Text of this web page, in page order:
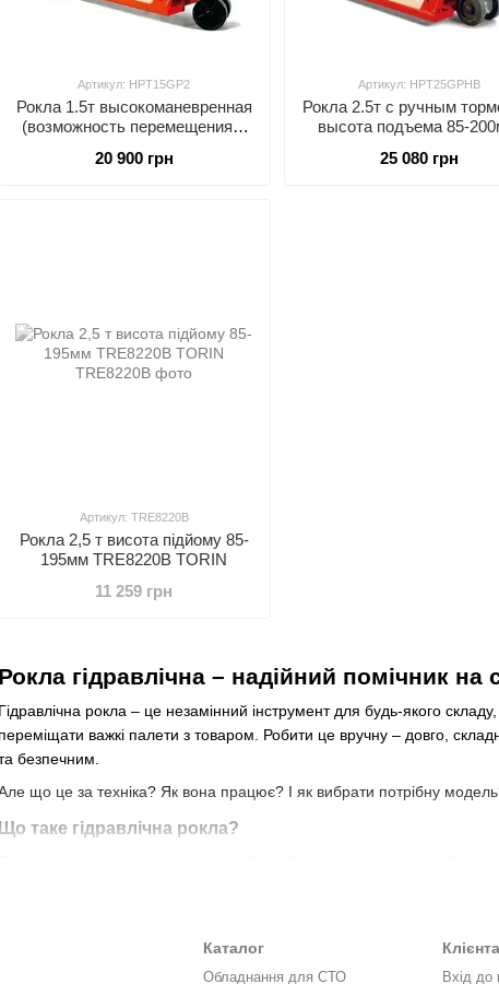
Рокла гідравлічна – надійний помічник на
Гідравлічна рокла – це незамінний інструмент для будь-якого
переміщати важкі палети з товаром. Робити це вручну – довго,
безпечним.
що це за техніка? Як вона працює? І як вибрати потрібну
Що таке гідравлічна рокла?
Гідравлічний насос – при натисканні на важіль або педаль
Артикул: HPT15GP2
Рокла 1.5т высокоманевренная
(возможность перемещения в
подъема 85-200мм, вилы
20 900 грн
Артикул: HPT25GPHB
Рокла 2.5т с ручным
высота подъема 85-
25 080 грн
Артикул: TRE8220B
Рокла 2,5 т висота підйому 85-
195мм TRE8220B TORIN
11 259 грн
Каталог
Обладнання для СТО Вхід до